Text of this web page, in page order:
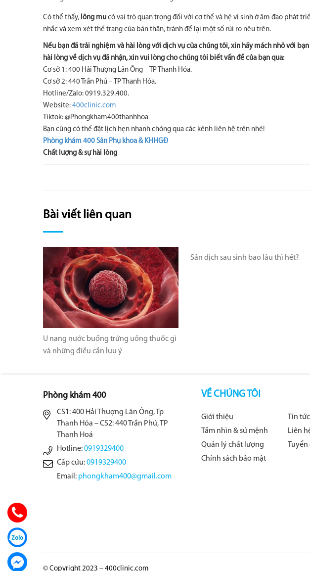
Có thể thấy, lông mu có vai trò quan trọng đối với cơ thể và hệ vi sinh ở âm đạo phát
nhắc và xem xét thể trạng của bản thân, tránh để lại một số rủi ro nêu trên.
Nếu bạn đã trải nghiệm và hài lòng với dịch vụ của chúng tôi, xin hãy mách nhỏ với
hài lòng về dịch vụ đã nhận, xin vui lòng cho chúng tôi biết vấn đề của bạn qua:
Cơ sở 1: 400 Hải Thượng Lãn Ông – TP Thanh Hóa.
Cơ sở 2: 440 Trần Phú – TP Thanh Hóa.
Hotline/Zalo: 0919.329.400.
Website: 400clinic.com
Tiktok: @Phongkham400thanhhoa
Bạn cũng có thể đặt lịch hẹn nhanh chóng qua các kênh liên hệ trên nhé!
Phòng khám 400 Sản Phụ khoa & KHHGĐ
Chất lượng & sự hài lòng
Bài viết liên quan
U nang nước buồng trứng uống thuốc gì
và những điều cần lưu ý
Sản dịch sau sinh bao lâu thì hết?
Phòng khám 400
CS1: 400 Hải Thượng Lãn Ông, Tp
Thanh Hóa – CS2: 440 Trần Phú, TP
Thanh Hoá
Hotline:0919329400
Cấp cứu:0919329400
Email: phongkham400@gmail.com
VỀ CHÚNG TÔI
Giới thiệu
Tin tức
Tầm nhìn & sứ mệnh
Liên
Quản lý chất lượng
Tuyển
Chính sách bảo mật
© Copyright 2023 – 400clinic.com